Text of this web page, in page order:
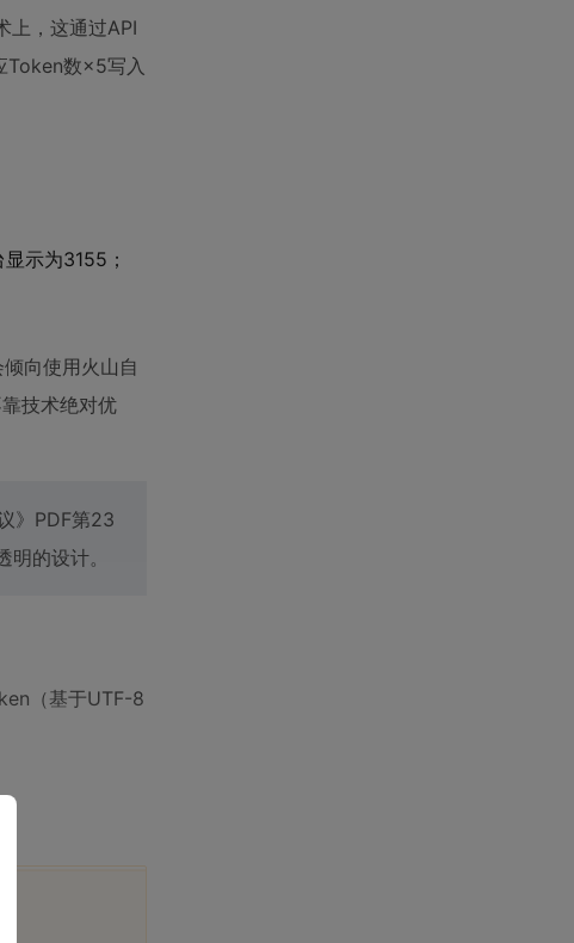
上，这通过API
Token数×5写入
示为3155；
向使用火山自
技术绝对优
》PDF第23
的设计。
（基于UTF-8